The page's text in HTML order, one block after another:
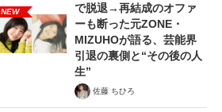
2/3
NEW
で脱退→再結成のオファ
ーも断った元ZONE・
MIZUHOが語る、芸能界
引退の裏側と“その後の人
生”
佐藤 ちひろ